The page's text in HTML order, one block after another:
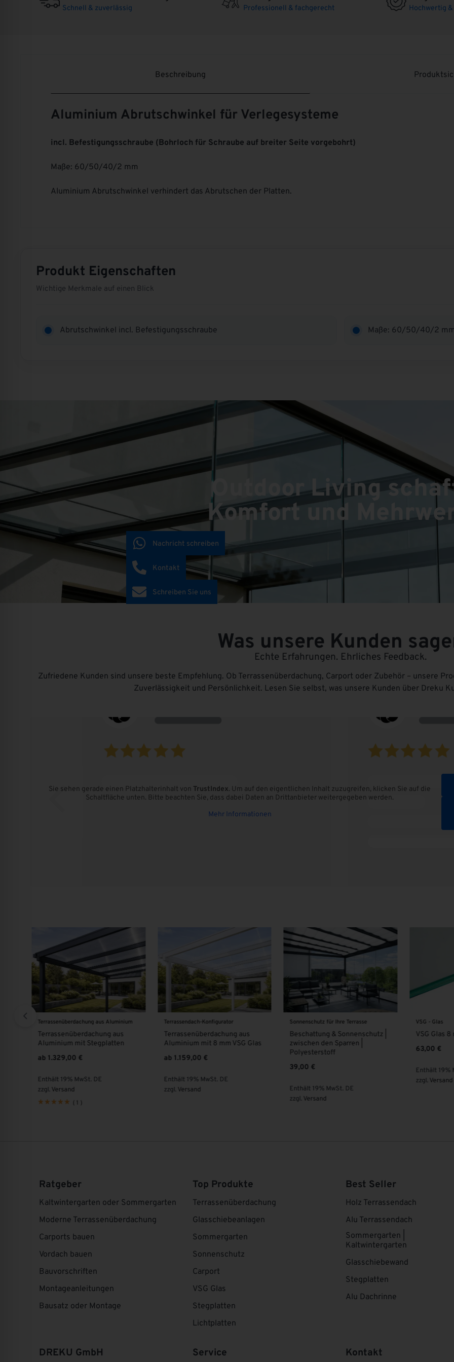
Schnell & zuverlässig Professionell & fachgerecht Hochwertig
Beschreibung
Aluminium Abrutschwinkel für Verlegesysteme
incl. Befestigungsschraube (Bohrloch für Schraube auf breiter Seite vorgebohrt)
Maße: 60/50/40/2 mm
Aluminium Abrutschwinkel verhindert das Abrutschen der Platten.
Produkt Eigenschaften
Wichtige Merkmale auf einen Blick
Abrutschwinkel incl. Befestigungsschraube Maße: 60/50/40/2
Outdoor Living
Komfort und
Was unsere Kunden
Echte Erfahrungen. Ehrliches Feedback.
Zufriedene Kunden sind unsere beste Empfehlung. Ob Terrassenüberdachung, Carport oder Zubehör – unsere
Zuverlässigkeit und Persönlichkeit. Lesen Sie selbst, was unsere Kunden über Dreku
Sie sehen gerade einen Platzhalterinhalt von TrustIndex. Um auf den eigentlichen Inhalt zuzugreifen, klicken Sie auf die
Schaltfläche unten. Bitte beachten Sie, dass dabei Daten an Drittanbieter weitergegeben werden.
Mehr Informationen
Terrassenüberdachung aus Aluminium
Terrassenüberdachung aus
Aluminium mit Stegplatten
ab 1.329,00 €
Enthält 19% MwSt. DE
zzgl.Versand
1
Terrassendach-Konfigurator
Terrassenüberdachung aus
Aluminium mit 8 mm VSG Glas
ab 1.159,00 €
Enthält 19% MwSt. DE
zzgl.Versand
Sonnenschutz für Ihre Terrasse
Beschattung & Sonnenschutz |
zwischen den Sparren |
Polyesterstoff
39,00 €
Enthält 19% MwSt. DE
zzgl.Versand
VSG - Glas
VSG Glas 8
63,00 €
Enthält 19%
zzgl.Versand
Ratgeber
Kaltwintergarten oder Sommergarten
Moderne Terrassenüberdachung
Carports bauen
Vordach bauen
Bauvorschriften
Montageanleitungen
Bausatz oder Montage
Top Produkte
Terrassenüberdachung
Glasschiebeanlagen
Sommergarten
Sonnenschutz
Carport
VSG Glas
Stegplatten
Lichtplatten
Best Seller
Holz Terrassendach
Alu Terrassendach
Sommergarten |
Kaltwintergarten
Glasschiebewand
Stegplatten
Alu Dachrinne
DREKU GmbH Service Kontakt
Nachricht schreiben
Kontakt
Schreiben Sie uns